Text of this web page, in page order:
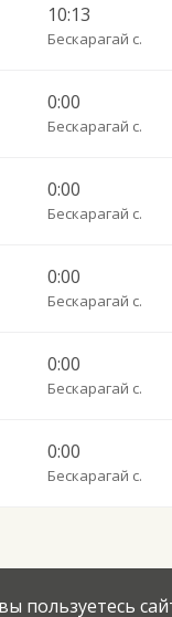
10:13
Бескарагай с.
0:00
Бескарагай с.
0:00
Бескарагай с.
0:00
Бескарагай с.
0:00
Бескарагай с.
0:00
Бескарагай с.
пользуетесь